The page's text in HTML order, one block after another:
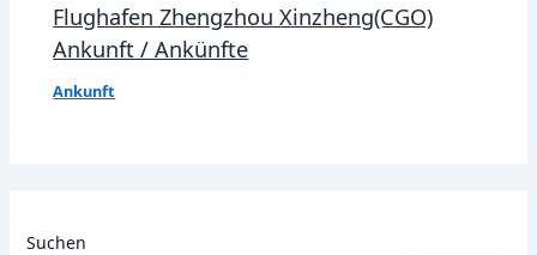
Flughafen Zhengzhou Xinzheng(CGO)
Ankunft / Ankünfte
Ankunft
Suchen